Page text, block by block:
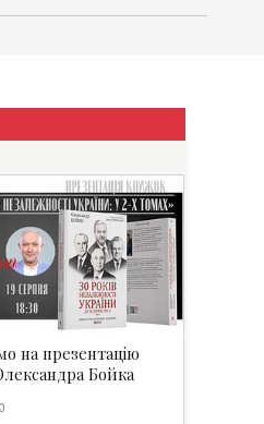
на презентацію
Бойка